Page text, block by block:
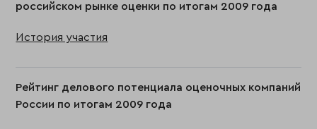
российском рынке оценки по итогам 2009 года
История участия
Рейтинг делового потенциала оценочных компаний
России по итогам 2009 года